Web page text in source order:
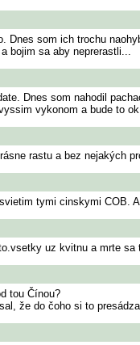
Dnes som ich trochu
bojim sa aby neprerastli...
Dnes som nahodil
vykonom a bude to
rastu a bez nejakých
tymi cinskymi COB.
uz kvitnu a mrte
tou Čínou?
že do čoho si to